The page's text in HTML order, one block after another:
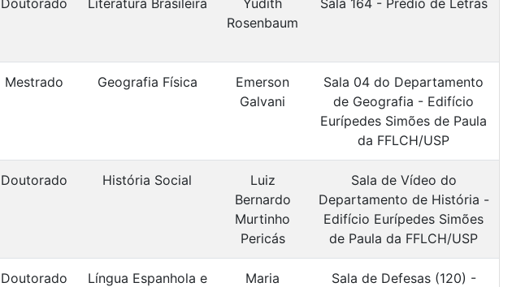
Doutorado Literatura Brasileira
Yudith
Rosenbaum
Sala 164 - Prédio de Letras
Mestrado Geografia Física
Emerson
Galvani
Sala 04 do Departamento
de Geografia - Edifício
Eurípedes Simões de Paula
da FFLCH/USP
Doutorado História Social
Luiz
Bernardo
Murtinho
Pericás
Sala de Vídeo do
Departamento de História -
Edifício Eurípedes Simões
de Paula da FFLCH/USP
Doutorado
Língua Espanhola e
Maria
Sala de Defesas (120) -